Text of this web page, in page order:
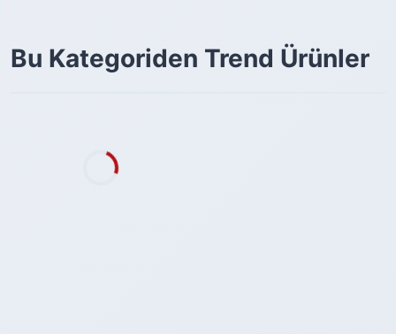
Bu Kategoriden Trend Ürünler